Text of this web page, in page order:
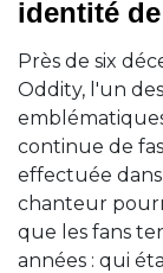
identité
Près de six
Oddity, l'un
continue de
effectuée
chanteur
que les fans
années : qui